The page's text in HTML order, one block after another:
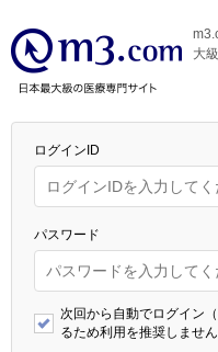
大
ログインID
パスワード
次回から自動でログイン
るため利用を推奨しません